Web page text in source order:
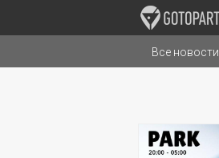
Города
Все новости